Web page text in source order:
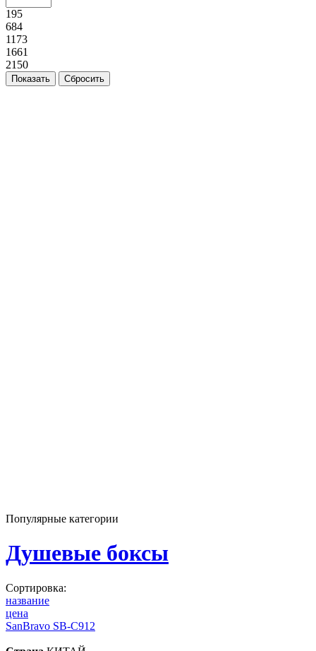
195
684
1173
1661
2150
Популярные категории
Душевые боксы
Сортировка:
название
цена
SanBravo SB-С912